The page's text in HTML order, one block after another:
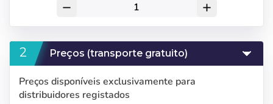
remove add
Preços (transporte gratuito)
Preços disponíveis exclusivamente para
distribuidores registados